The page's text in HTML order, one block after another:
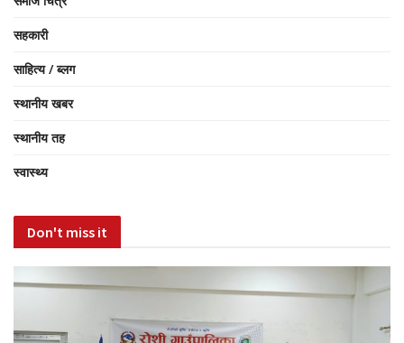
सहकारी
साहित्य / ब्लग
स्थानीय खबर
स्थानीय तह
स्वास्थ्य
Don't miss it